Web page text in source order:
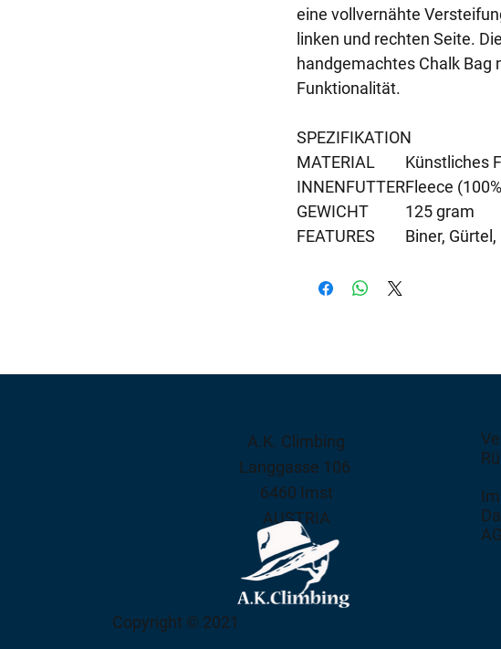
eine vollvernähte
linken und rechten Seite.
handgemachtes Chalk Bag
Funktionalität.
SPEZIFIKATION
MATERIAL
Künstliches
INNENFUTTERFleece
GEWICHT
125 gram
FEATURES
Biner,
A.K. Climbing
Langgasse 106
6460 Imst
AUSTRIA
Copyright © 2021